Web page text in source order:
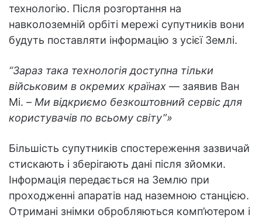
технологію. Після розгортання на
навколоземній орбіті мережі супутників вони
будуть поставляти інформацію з усієї Землі.
“Зараз така технологія доступна тільки
військовим в окремих країнах — заявив Ван
Мі. – Ми відкриємо безкоштовний сервіс для
користувачів по всьому світу”»
Більшість супутників спостереження зазвичай
стискають і зберігають дані після зйомки.
Інформація передається на Землю при
проходженні апаратів над наземною станцією.
Отримані знімки обробляються комп’ютером і